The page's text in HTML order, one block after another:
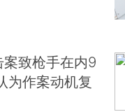
致枪手在内9
为作案动机复